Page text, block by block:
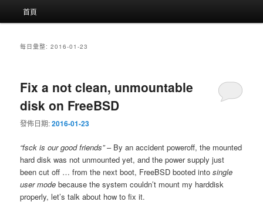
首頁
每日彙整:2016-01-23
Fix a not clean, unmountable
disk on FreeBSD
發佈日期:2016-01-23
“fsck is our good friends”– By an accident poweroff, the mounted
hard disk was not unmounted yet, and the power supply just
been cut off … from the next boot, FreeBSD booted intosingle
user mode because the system couldn’t mount my harddisk
properly, let’s talk about how to fix it.